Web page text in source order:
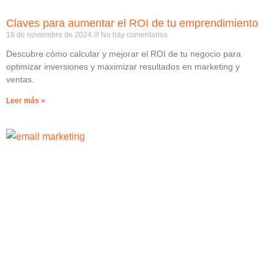
Claves para aumentar el ROI de tu emprendimiento
18 de noviembre de 2024 No hay comentarios
Descubre cómo calcular y mejorar el ROI de tu negocio para
optimizar inversiones y maximizar resultados en marketing y
ventas.
Leer más »